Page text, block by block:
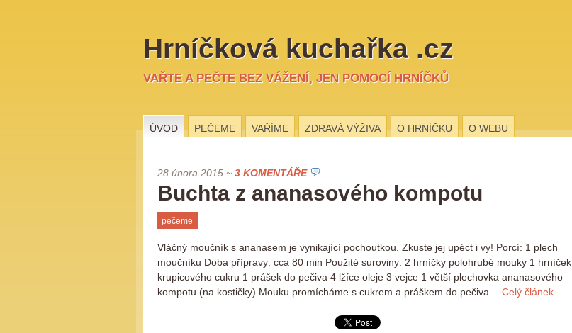
Hrníčková kuchařka .cz
VAŘTE A PEČTE BEZ VÁŽENÍ, JEN POMOCÍ HRNÍČKŮ
ÚVOD PEČEME VAŘÍME ZDRAVÁ VÝŽIVA O HRNÍČKU O WEBU
28 února 2015 ~ 3 KOMENTÁŘE
Buchta z ananasového kompotu
pečeme
Vláčný moučník s ananasem je vynikající pochoutkou. Zkuste jej upéct i vy! Porcí: 1 plech
moučníku Doba přípravy: cca 80 min Použité suroviny: 2 hrníčky polohrubé mouky 1 hrníček
krupicového cukru 1 prášek do pečiva 4 lžíce oleje 3 vejce 1 větší plechovka ananasového
kompotu (na kostičky) Mouku promícháme s cukrem a práškem do pečiva… Celý článek